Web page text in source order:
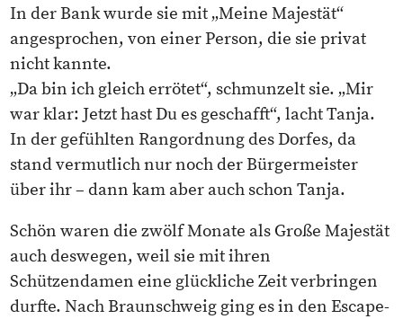
In der Bank wurde sie mit „Meine Majestät“
angesprochen, von einer Person, die sie privat
nicht kannte.
„Da bin ich gleich errötet“, schmunzelt sie. „Mir
war klar: Jetzt hast Du es geschafft“, lacht Tanja.
In der gefühlten Rangordnung des Dorfes, da
stand vermutlich nur noch der Bürgermeister
über ihr – dann kam aber auch schon Tanja.
Schön waren die zwölf Monate als Große Majestät
auch deswegen, weil sie mit ihren
Schützendamen eine glückliche Zeit verbringen
durfte. Nach Braunschweig ging es in den Escape-